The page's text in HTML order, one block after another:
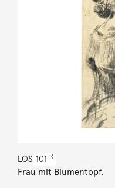
LOS 101 R
Frau mit Blumentopf.